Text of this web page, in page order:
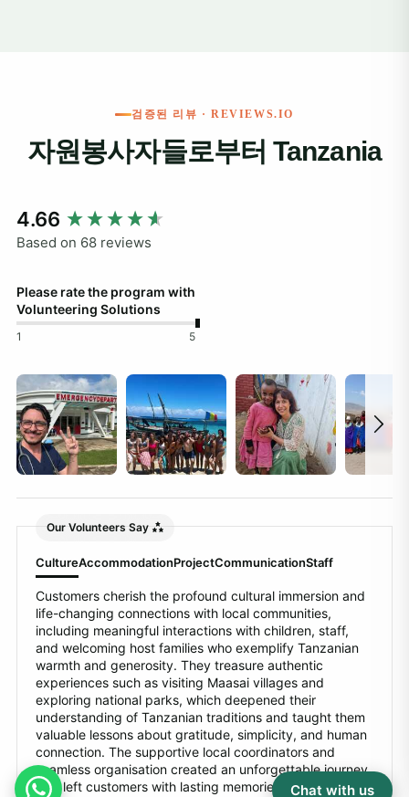
검증된 리뷰 · REVIEWS.IO
자원봉사자들로부터 Tanzania
4.66
Based on 68 reviews
Please rate the program with
Volunteering Solutions
1 5
Our Volunteers Say
CultureAccommodationProjectCommunicationStaff
Customers cherish the profound cultural immersion and
life-changing connections with local communities,
including meaningful interactions with children, staff,
and welcoming host families who exemplify Tanzanian
warmth and generosity. They treasure authentic
experiences such as visiting Maasai villages and
exploring national parks, which deepened their
understanding of Tanzanian traditions and taught them
valuable lessons about gratitude, simplicity, and human
connection. The supportive local coordinators and
seamless organisation created an unforgettable journey
that left customers with lasting memories and a strong
New content loaded
Chat with us